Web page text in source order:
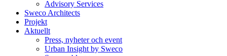
Advisory Services
Sweco Architects
Projekt
Aktuellt
Press, nyheter och event
Urban Insight by Sweco